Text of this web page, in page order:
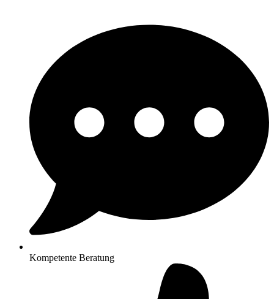
Kompetente Beratung